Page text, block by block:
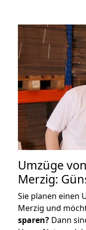
Umzüge
Merzig:
Sie planen einen
Merzig und
sparen? Dann